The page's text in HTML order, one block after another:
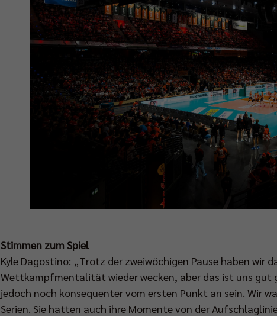
Stimmen zum Spiel
Kyle Dagostino: „Trotz der zweiwöchigen Pause haben wir
Wettkampfmentalität wieder wecken, aber das ist uns gut
jedoch noch konsequenter vom ersten Punkt an sein. Wir
Serien. Sie hatten auch ihre Momente von der